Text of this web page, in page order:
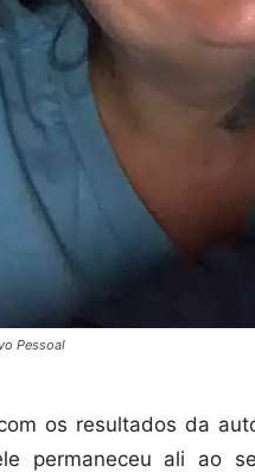
Pessoal
os resultados da
permaneceu ali ao